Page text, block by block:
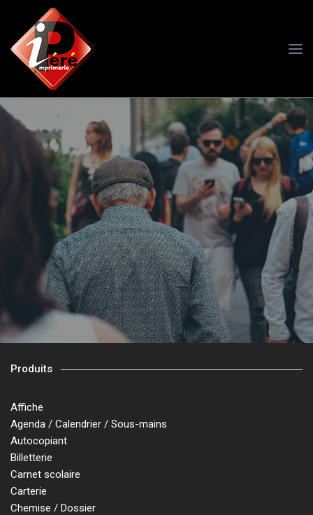
Produits
Affiche
Agenda / Calendrier / Sous-mains
Autocopiant
Billetterie
Carnet scolaire
Carterie
Chemise / Dossier